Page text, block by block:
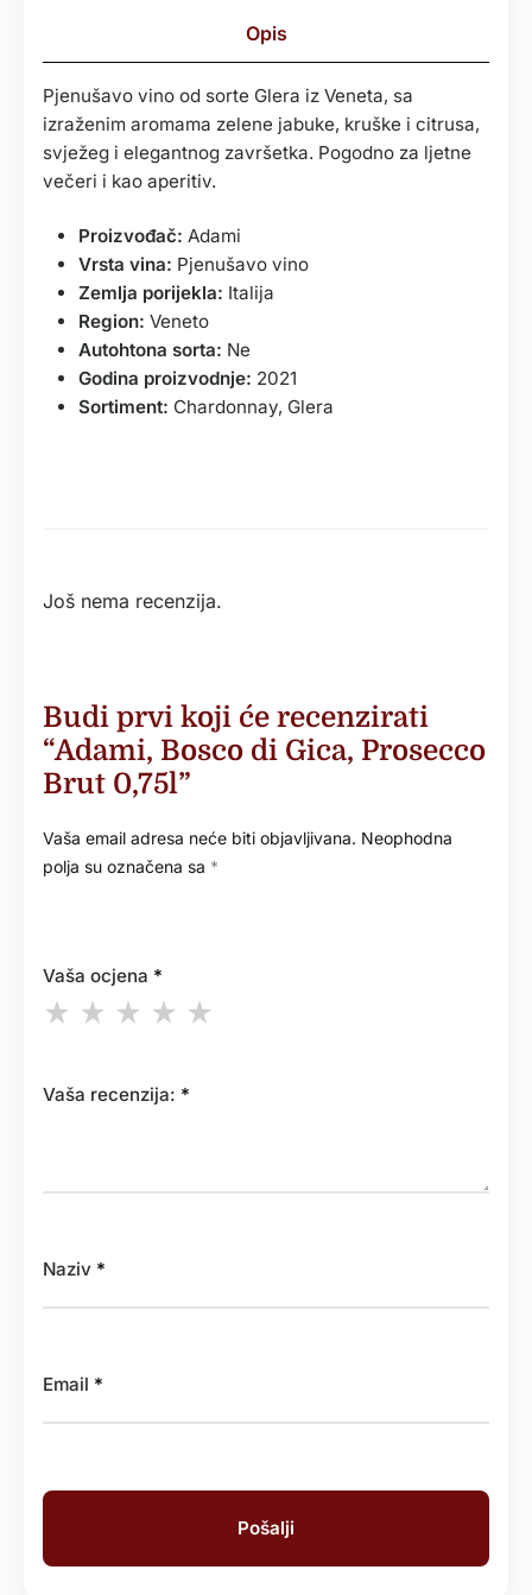
Opis
Pjenušavo vino od sorte Glera iz Veneta, sa
izraženim aromama zelene jabuke, kruške i citrusa,
svježeg i elegantnog završetka. Pogodno za ljetne
večeri i kao aperitiv.
Proizvođač: Adami
Vrsta vina: Pjenušavo vino
Zemlja porijekla: Italija
Region: Veneto
Autohtona sorta: Ne
Godina proizvodnje: 2021
Sortiment: Chardonnay, Glera
Još nema recenzija.
Budi prvi koji će recenzirati
“Adami, Bosco di Gica, Prosecco
Brut 0,75l”
Vaša email adresa neće biti objavljivana. Neophodna
polja su označena sa *
Vaša ocjena *
Vaša recenzija: *
Naziv *
Email *